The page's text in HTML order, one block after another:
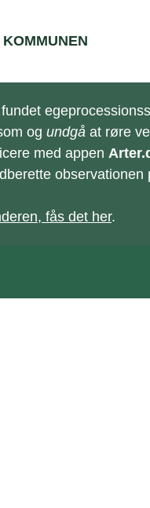
KOMMUNEN
fundet
og undgå at røre
med appen
fås det her.